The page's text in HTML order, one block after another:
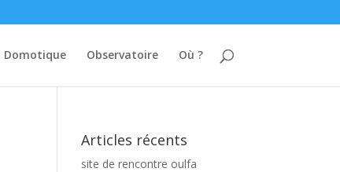
Domotique Observatoire Où ?
Articles récents
site de rencontre oulfa